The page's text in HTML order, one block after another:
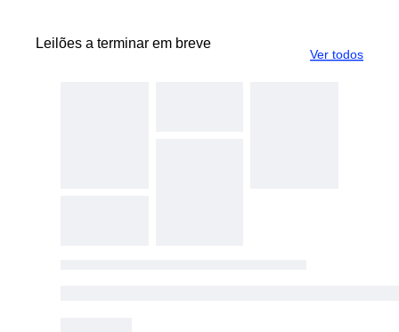
Leilões a terminar em breve
Ver todos